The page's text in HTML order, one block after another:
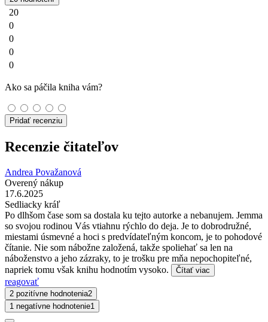
20
0
0
0
0
Ako sa páčila kniha vám?
Pridať recenziu
Recenzie čitateľov
Andrea Považanová
Overený nákup
17.6.2025
Sedliacky kráľ
Po dlhšom čase som sa dostala ku tejto autorke a nebanujem. Jemma
so svojou rodinou Vás vtiahnu rýchlo do deja. Je to dobrodružné,
miestami úsmevné a hoci s predvídateľným koncom, je to pohodové
čítanie. Nie som nábožne založená, takže spoliehať sa len na
náboženstvo a jeho zázraky, to je trošku pre mňa nepochopiteľné,
napriek tomu však knihu hodnotím vysoko.
Čítať viac
reagovať
2 pozitívne hodnotenia2
1 negatívne hodnotenie1